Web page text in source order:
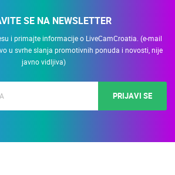
SE NA NEWSLETTER
i primajte informacije o LiveCamCroatia. (e-mail
u svrhe slanja promotivnih ponuda i novosti, nije
javno vidljiva)
PRIJAVI SE